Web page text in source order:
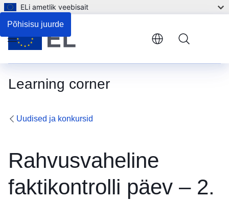
Põhisisu juurde
ELi ametlik veebisait
Learning corner
Menu
Uudised ja konkursid
Rahvusvaheline
faktikontrolli päev – 2.